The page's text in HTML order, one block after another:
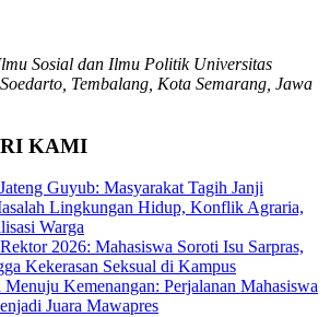
Sosial dan Ilmu Politik Universitas
Tembalang, Kota Semarang, Jawa
KAMI
Guyub: Masyarakat Tagih Janji
Lingkungan Hidup, Konflik Agraria,
Warga
2026: Mahasiswa Soroti Isu Sarpras,
Kekerasan Seksual di Kampus
Menuju Kemenangan: Perjalanan Mahasiswa
Juara Mawapres